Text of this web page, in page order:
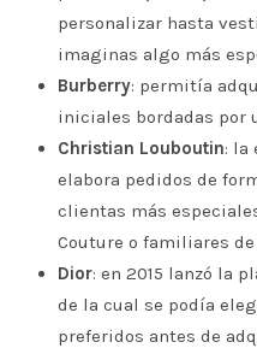
personalizar hasta
imaginas algo más
Burberry: permitía
iniciales bordadas por
Christian Louboutin: la
elabora pedidos de
clientas más
Couture o familiares de
Dior: en 2015 lanzó la
de la cual se podía
preferidos antes de